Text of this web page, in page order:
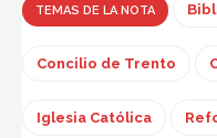
TEMAS DE LA NOTA
Concilio de Trento
Iglesia Católica